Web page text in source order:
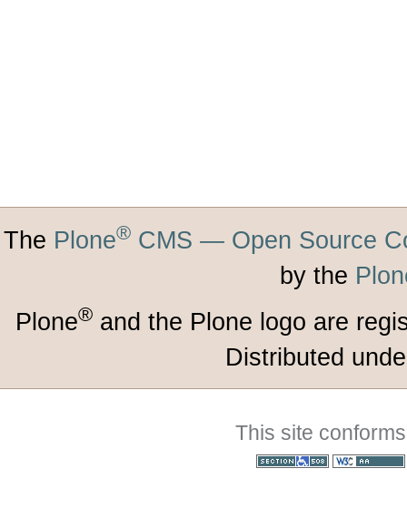
The Plone® CMS — Open Source
by the
Plone® and the Plone logo are
Distributed
This site